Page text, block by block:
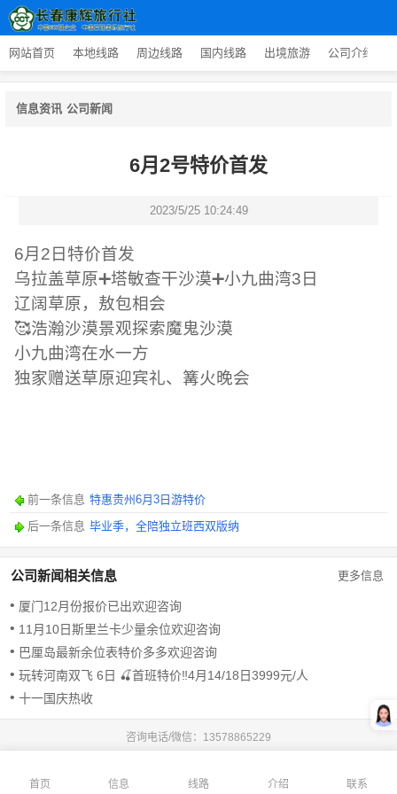
网站首页 本地线路 周边线路 国内线路 出境旅游 公司介绍
信息资讯 公司新闻
6月2号特价首发
2023/5/25 10:24:49
6月2日特价首发
乌拉盖草原➕塔敏查干沙漠➕小九曲湾3日
辽阔草原，敖包相会
🥰浩瀚沙漠景观探索魔鬼沙漠
小九曲湾在水一方
独家赠送草原迎宾礼、篝火晚会
前一条信息 特惠贵州6月3日游特价
后一条信息 毕业季，全陪独立班西双版纳
更多信息
公司新闻相关信息
厦门12月份报价已出欢迎咨询
11月10日斯里兰卡少量余位欢迎咨询
巴厘岛最新余位表特价多多欢迎咨询
玩转河南双飞 6日 🍒首班特价‼️4月14/18日3999元/人
十一国庆热收
咨询电话/微信： 13578865229
首页 信息 线路 介绍 联系